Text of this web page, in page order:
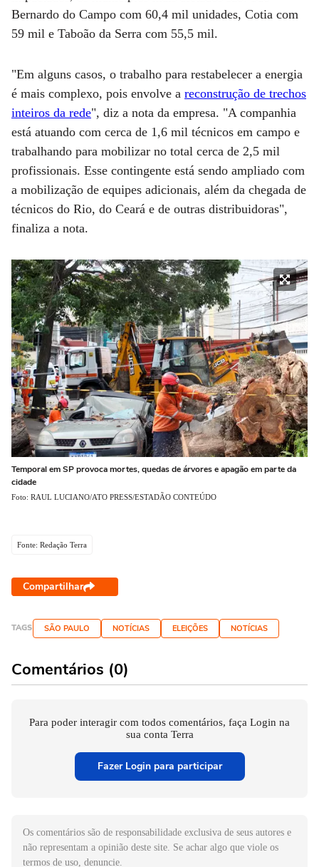
Bernardo do Campo com 60,4 mil unidades, Cotia com
59 mil e Taboão da Serra com 55,5 mil.
"Em alguns casos, o trabalho para restabelecer a energia
é mais complexo, pois envolve a reconstrução de trechos
inteiros da rede", diz a nota da empresa. "A companhia
está atuando com cerca de 1,6 mil técnicos em campo e
trabalhando para mobilizar no total cerca de 2,5 mil
profissionais. Esse contingente está sendo ampliado com
a mobilização de equipes adicionais, além da chegada de
técnicos do Rio, do Ceará e de outras distribuidoras",
finaliza a nota.
Temporal em SP provoca mortes, quedas de árvores e apagão em parte da
cidade
Foto: RAUL LUCIANO/ATO PRESS/ESTADÃO CONTEÚDO
Fonte: Redação Terra
Compartilhar
TAGS SÃO PAULO NOTÍCIAS ELEIÇÕES NOTÍCIAS
Comentários (0)
Para poder interagir com todos comentários, faça Login na
sua conta Terra
Fazer Login para participar
Os comentários são de responsabilidade exclusiva de seus autores e
não representam a opinião deste site. Se achar algo que viole os
termos de uso, denuncie.